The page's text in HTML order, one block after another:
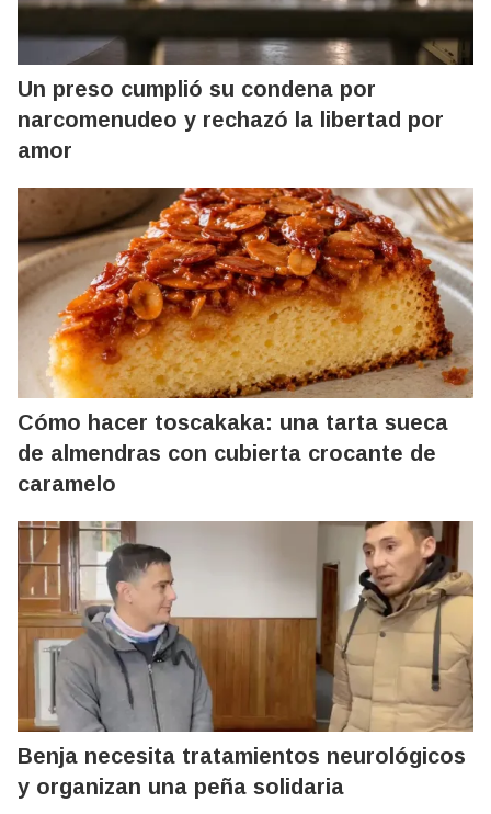
Un preso cumplió su condena por
narcomenudeo y rechazó la libertad por
amor
Cómo hacer toscakaka: una tarta sueca
de almendras con cubierta crocante de
caramelo
Benja necesita tratamientos neurológicos
y organizan una peña solidaria